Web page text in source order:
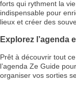
forts qui rythment la vie
indispensable pour
lieux et créer des
Explorez l’agenda
Prêt à découvrir tout
l’agenda Ze Guide
organiser vos sorties